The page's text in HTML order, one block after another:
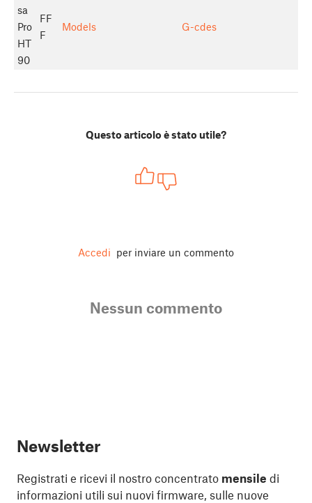
sa
Pro
HT
90
FF
F
Models G-cdes
Questo articolo è stato utile?
Accedi per inviare un commento
Nessun commento
Newsletter
Registrati e ricevi il nostro concentrato mensile di
informazioni utili sui nuovi firmware, sulle nuove